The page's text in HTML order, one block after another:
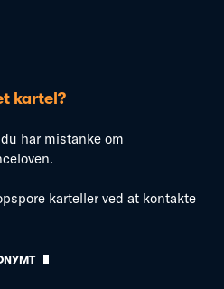
kartel?
har mistanke om
karteller ved at kontakte